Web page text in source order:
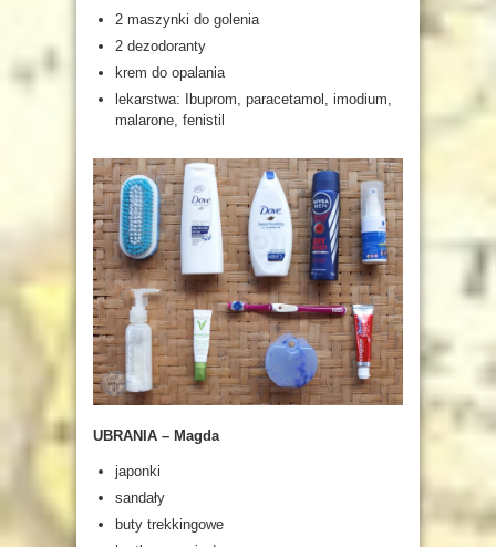
2 maszynki do golenia
2 dezodoranty
krem do opalania
lekarstwa: Ibuprom, paracetamol, imodium,
malarone, fenistil
UBRANIA – Magda
japonki
sandały
buty trekkingowe